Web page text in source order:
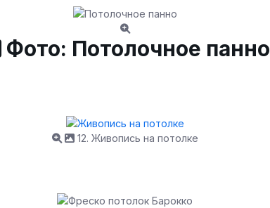
Фото: Потолочное панно
12. Живопись на потолке